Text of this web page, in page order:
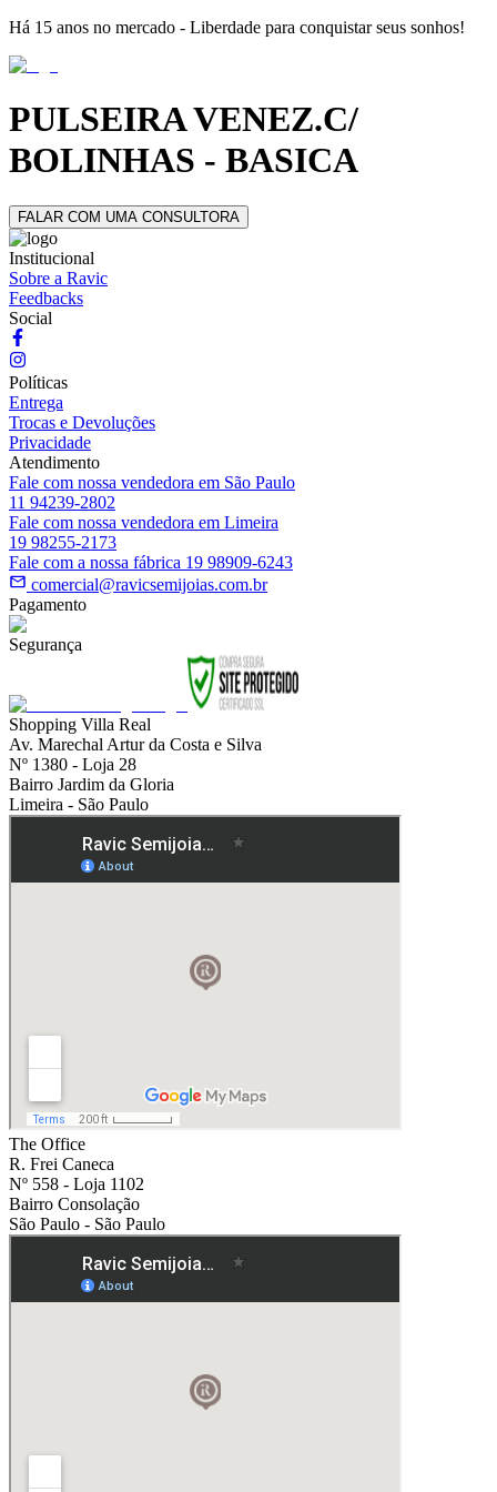
Há 15 anos no mercado - Liberdade para conquistar seus sonhos!
PULSEIRA VENEZ.C/
BOLINHAS - BASICA
FALAR COM UMA CONSULTORA
Institucional
Sobre a Ravic
Feedbacks
Social
Políticas
Entrega
Trocas e Devoluções
Privacidade
Atendimento
Fale com nossa vendedora em São Paulo
11 94239-2802
Fale com nossa vendedora em Limeira
19 98255-2173
Fale com a nossa fábrica 19 98909-6243
comercial@ravicsemijoias.com.br
Pagamento
Segurança
Shopping Villa Real
Av. Marechal Artur da Costa e Silva
Nº 1380 - Loja 28
Bairro Jardim da Gloria
Limeira - São Paulo
The Office
R. Frei Caneca
Nº 558 - Loja 1102
Bairro Consolação
São Paulo - São Paulo